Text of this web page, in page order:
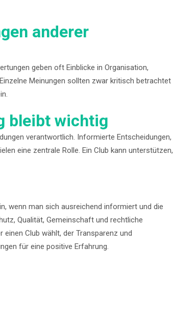
anderer
geben oft Einblicke in Organisation,
Meinungen sollten zwar kritisch betrachtet
bleibt wichtig
verantwortlich. Informierte Entscheidungen,
eine zentrale Rolle. Ein Club kann unterstützen,
wenn man sich ausreichend informiert und die
Qualität, Gemeinschaft und rechtliche
Club wählt, der Transparenz und
für eine positive Erfahrung.